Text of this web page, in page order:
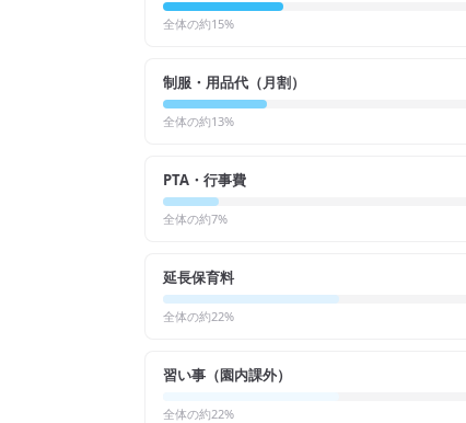
全体の約15%
制服・用品代（月割）
全体の約13%
PTA・行事費
全体の約7%
延長保育料
全体の約22%
習い事（園内課外）
全体の約22%